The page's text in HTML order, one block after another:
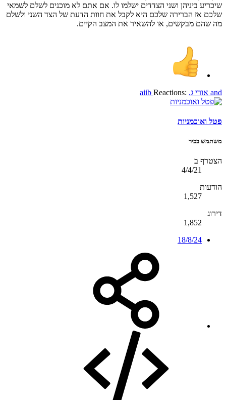
שיכריע ביניהן ושני הצדדים ישלמו לו. אם אתם לא מוכנים לשלם לשמאי
שלכם אז הברירה שלכם היא לקבל את חוות הדעת של הצד השני ולשלם
מה שהם מבקשים, או להשאיר את המצב הקיים.
Reactions: אורי ג. and
aiib
פטל ואוכמניות
משתמש בכיר
הצטרף ב
4/4/21
הודעות
1,527
דירוג
1,852
18/8/24